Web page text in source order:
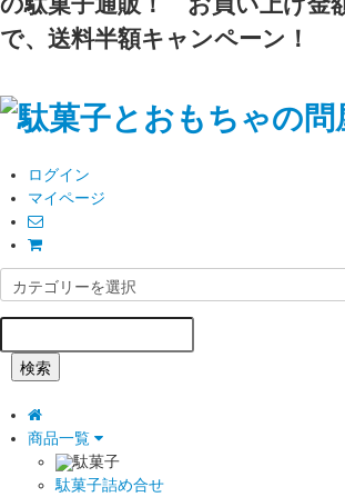
で、送料半額キャンペーン！
ログイン
マイページ
検索
商品一覧
駄菓子
駄菓子詰め合せ